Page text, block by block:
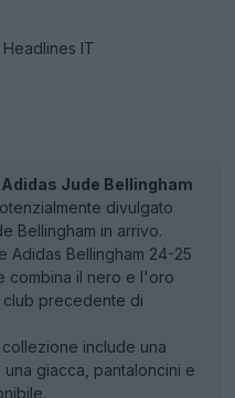
IT
Jude Bellingham
divulgato
Bellingham in arrivo.
Adidas Bellingham 24-25
combina il nero e l'oro
precedente di
collezione include una
giacca, pantaloncini e